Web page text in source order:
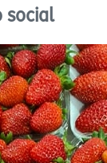
social